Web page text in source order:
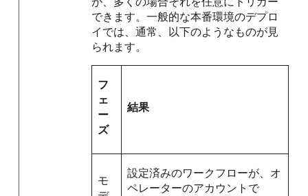
できます。一般的な本番環境のデプロ
イでは、通常、以下のようなものが見
られます。
フ
ェ
ー
ズ
結果
モ
設定済みのワークフローが、オ
ペレーターのアカウントで